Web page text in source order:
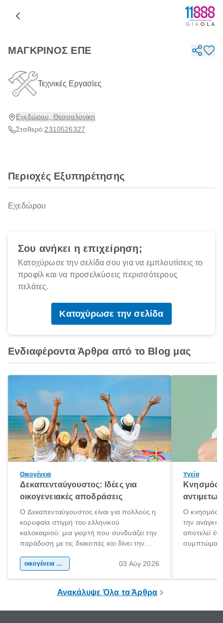
ΜΑΓΚΡΙΝΟΣ ΕΠΕ
Τεχνικές Εργασίες
Εχεδώρου, Θεσσαλονίκη
Σταθερό:2310526327
Περιοχές Εξυπηρέτησης
Εχεδώρου
Σου ανήκει η επιχείρηση;
Κατοχύρωσε την σελίδα σου για να εμπλουτίσεις το
προφίλ και να προσελκύσεις περισσότερους
πελάτες.
Κατοχύρωσε την σελίδα
Ενδιαφέροντα Άρθρα από το Blog μας
Οικογένεια
Δεκαπενταύγουστος: Ιδέες για
οικογενειακές αποδράσεις
Ο Δεκαπενταύγουστος είναι για πολλούς η
κορυφαία στιγμή του ελληνικού
καλοκαιριού: μια γιορτή που συνδυάζει την
παράδοση με τις διακοπές και δίνει την
χώρας. Είτε πρόκειται για λίγες μέρες
οικογένεια & παιδί 03 Αύγ 2026
Υγεία
Κνησμός:
Ο κνησμός
την ανάγκη
αποτελεί
Ανακάλυψε Όλα τα Άρθρα